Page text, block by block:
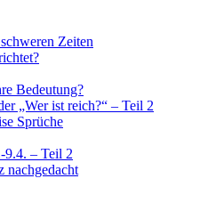
Zeiten
Bedeutung?
„Wer ist reich?“ – Teil 2
Sprüche
9.4. – Teil 2
nachgedacht